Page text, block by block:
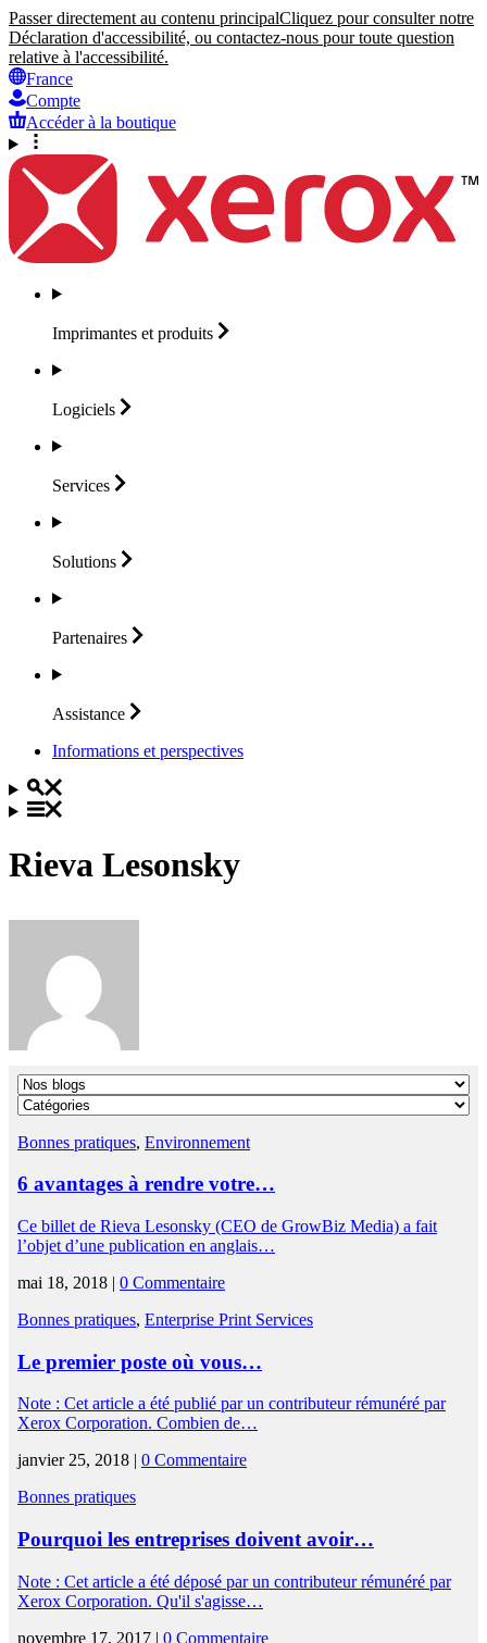
Passer directement au contenu principalCliquez pour consulter notre
Déclaration d'accessibilité, ou contactez-nous pour toute question
relative à l'accessibilité.
France
Compte
Accéder à la boutique
Imprimantes et produits
Logiciels
Services
Solutions
Partenaires
Assistance
Informations et perspectives
Rieva Lesonsky
Bonnes pratiques, Environnement
6 avantages à rendre votre…
Ce billet de Rieva Lesonsky (CEO de GrowBiz Media) a fait
l’objet d’une publication en anglais…
mai 18, 2018 | 0 Commentaire
Bonnes pratiques, Enterprise Print Services
Le premier poste où vous…
Note : Cet article a été publié par un contributeur rémunéré par
Xerox Corporation. Combien de…
janvier 25, 2018 | 0 Commentaire
Bonnes pratiques
Pourquoi les entreprises doivent avoir…
Note : Cet article a été déposé par un contributeur rémunéré par
Xerox Corporation. Qu'il s'agisse…
novembre 17, 2017 | 0 Commentaire